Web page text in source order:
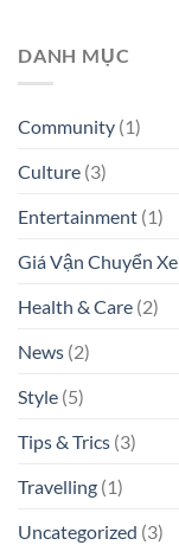
DANH MỤC
Community (1)
Culture (3)
Entertainment (1)
Giá Vận Chuyển Xe
Health & Care (2)
News (2)
Style (5)
Tips & Trics (3)
Travelling (1)
Uncategorized (3)